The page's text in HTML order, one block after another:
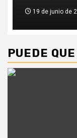
19 de junio de
PUEDE